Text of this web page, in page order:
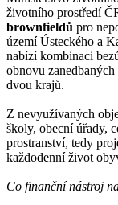
životního prostředí
brownfieldů pro
území Ústeckého a
nabízí kombinaci
obnovu
dvou krajů.
Z nevyužívaných
školy, obecní úřady,
prostranství, tedy
každodenní život
Co finanční nástroj